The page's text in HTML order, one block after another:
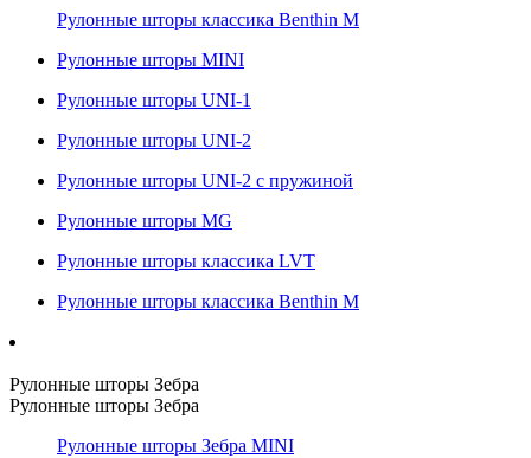
Рулонные шторы классика Benthin M
Рулонные шторы MINI
Рулонные шторы UNI-1
Рулонные шторы UNI-2
Рулонные шторы UNI-2 с пружиной
Рулонные шторы MG
Рулонные шторы классика LVT
Рулонные шторы классика Benthin M
Рулонные шторы Зебра
Рулонные шторы Зебра
Рулонные шторы Зебра MINI